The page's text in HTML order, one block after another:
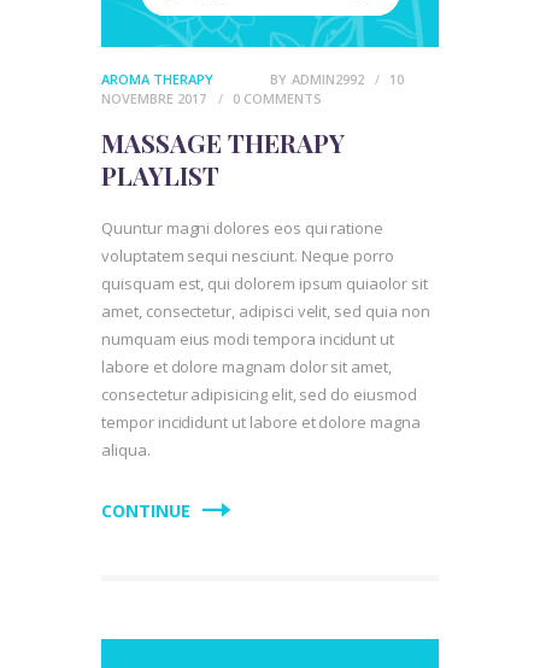
audio
AROMA THERAPY BY ADMIN2992
10
NOVEMBRE 2017
0 COMMENTS
MASSAGE THERAPY
PLAYLIST
Quuntur magni dolores eos qui ratione
voluptatem sequi nesciunt. Neque porro
quisquam est, qui dolorem ipsum quiaolor sit
amet, consectetur, adipisci velit, sed quia non
numquam eius modi tempora incidunt ut
labore et dolore magnam dolor sit amet,
consectetur adipisicing elit, sed do eiusmod
tempor incididunt ut labore et dolore magna
aliqua.
CONTINUE